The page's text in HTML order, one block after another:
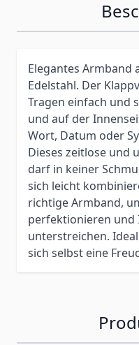
Elegantes Armband
Edelstahl. Der
Tragen einfach und
und auf der
Wort, Datum oder
Dieses zeitlose und
darf in keiner
sich leicht
richtige Armband,
perfektionieren und
unterstreichen.
sich selbst eine